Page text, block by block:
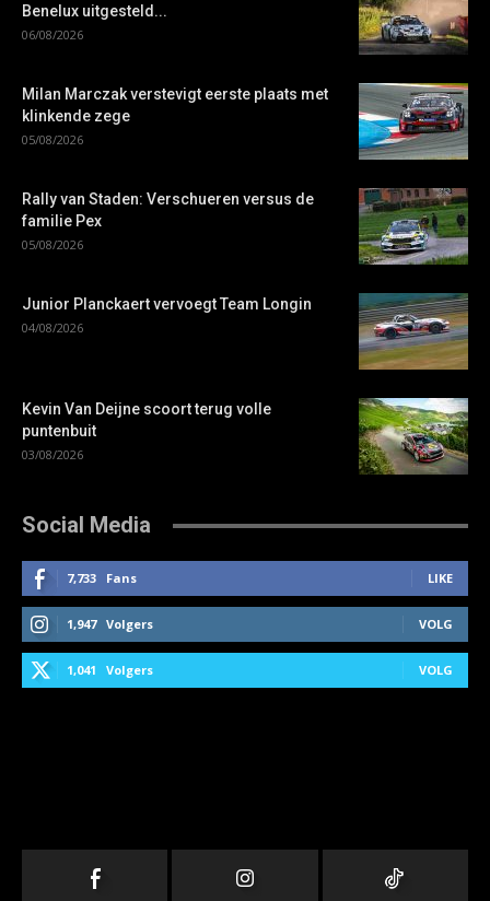
Benelux uitgesteld...
06/08/2026
Milan Marczak verstevigt eerste plaats met
klinkende zege
05/08/2026
Rally van Staden: Verschueren versus de
familie Pex
05/08/2026
Junior Planckaert vervoegt Team Longin
04/08/2026
Kevin Van Deijne scoort terug volle
puntenbuit
03/08/2026
Social Media
7,733 Fans LIKE
1,947 Volgers VOLG
1,041 Volgers VOLG